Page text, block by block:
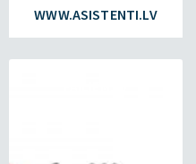
WWW.ASISTENTI.LV